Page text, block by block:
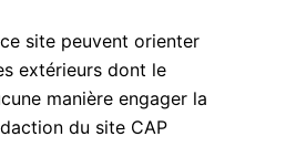
site peuvent orienter
extérieurs dont le
manière engager la
du site CAP